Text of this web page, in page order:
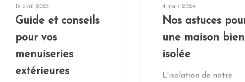
15 avril 2025
Guide et conseils
pour vos
menuiseries
extérieures
4 mars 2024
Nos astuces
une maison bien
isolée
L'isolation de notre